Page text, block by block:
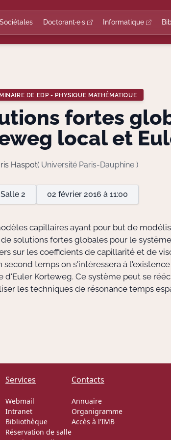
Doctorant·e·s Informatique
DE EDP - PHYSIQUE MATHÉMATIQUE
fortes
local et
Haspot( Université Paris-Dauphine )
Salle 2 02 février 2016 à 11:00
capillaires ayant pour but de
solutions fortes globales pour le
sur les coefficients de capillarité et de
temps on s'intéressera à
Korteweg. Ce système peut se
les techniques de résonance temps
Services
Webmail
Intranet
Bibliothèque
Réservation de salle
Contacts
Annuaire
Organigramme
Accès à l'IMB